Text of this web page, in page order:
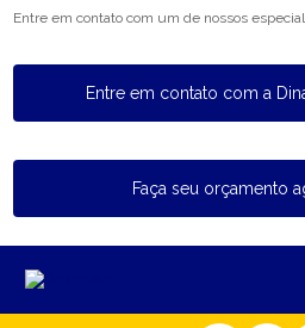
Entre em contato com um de nossos
Entre em contato com a
Faça seu orçamento